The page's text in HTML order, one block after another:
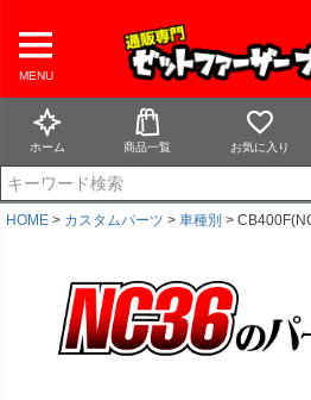
MENU
ホーム 商品一覧 お気に入り
HOME カスタムパーツ 車種別